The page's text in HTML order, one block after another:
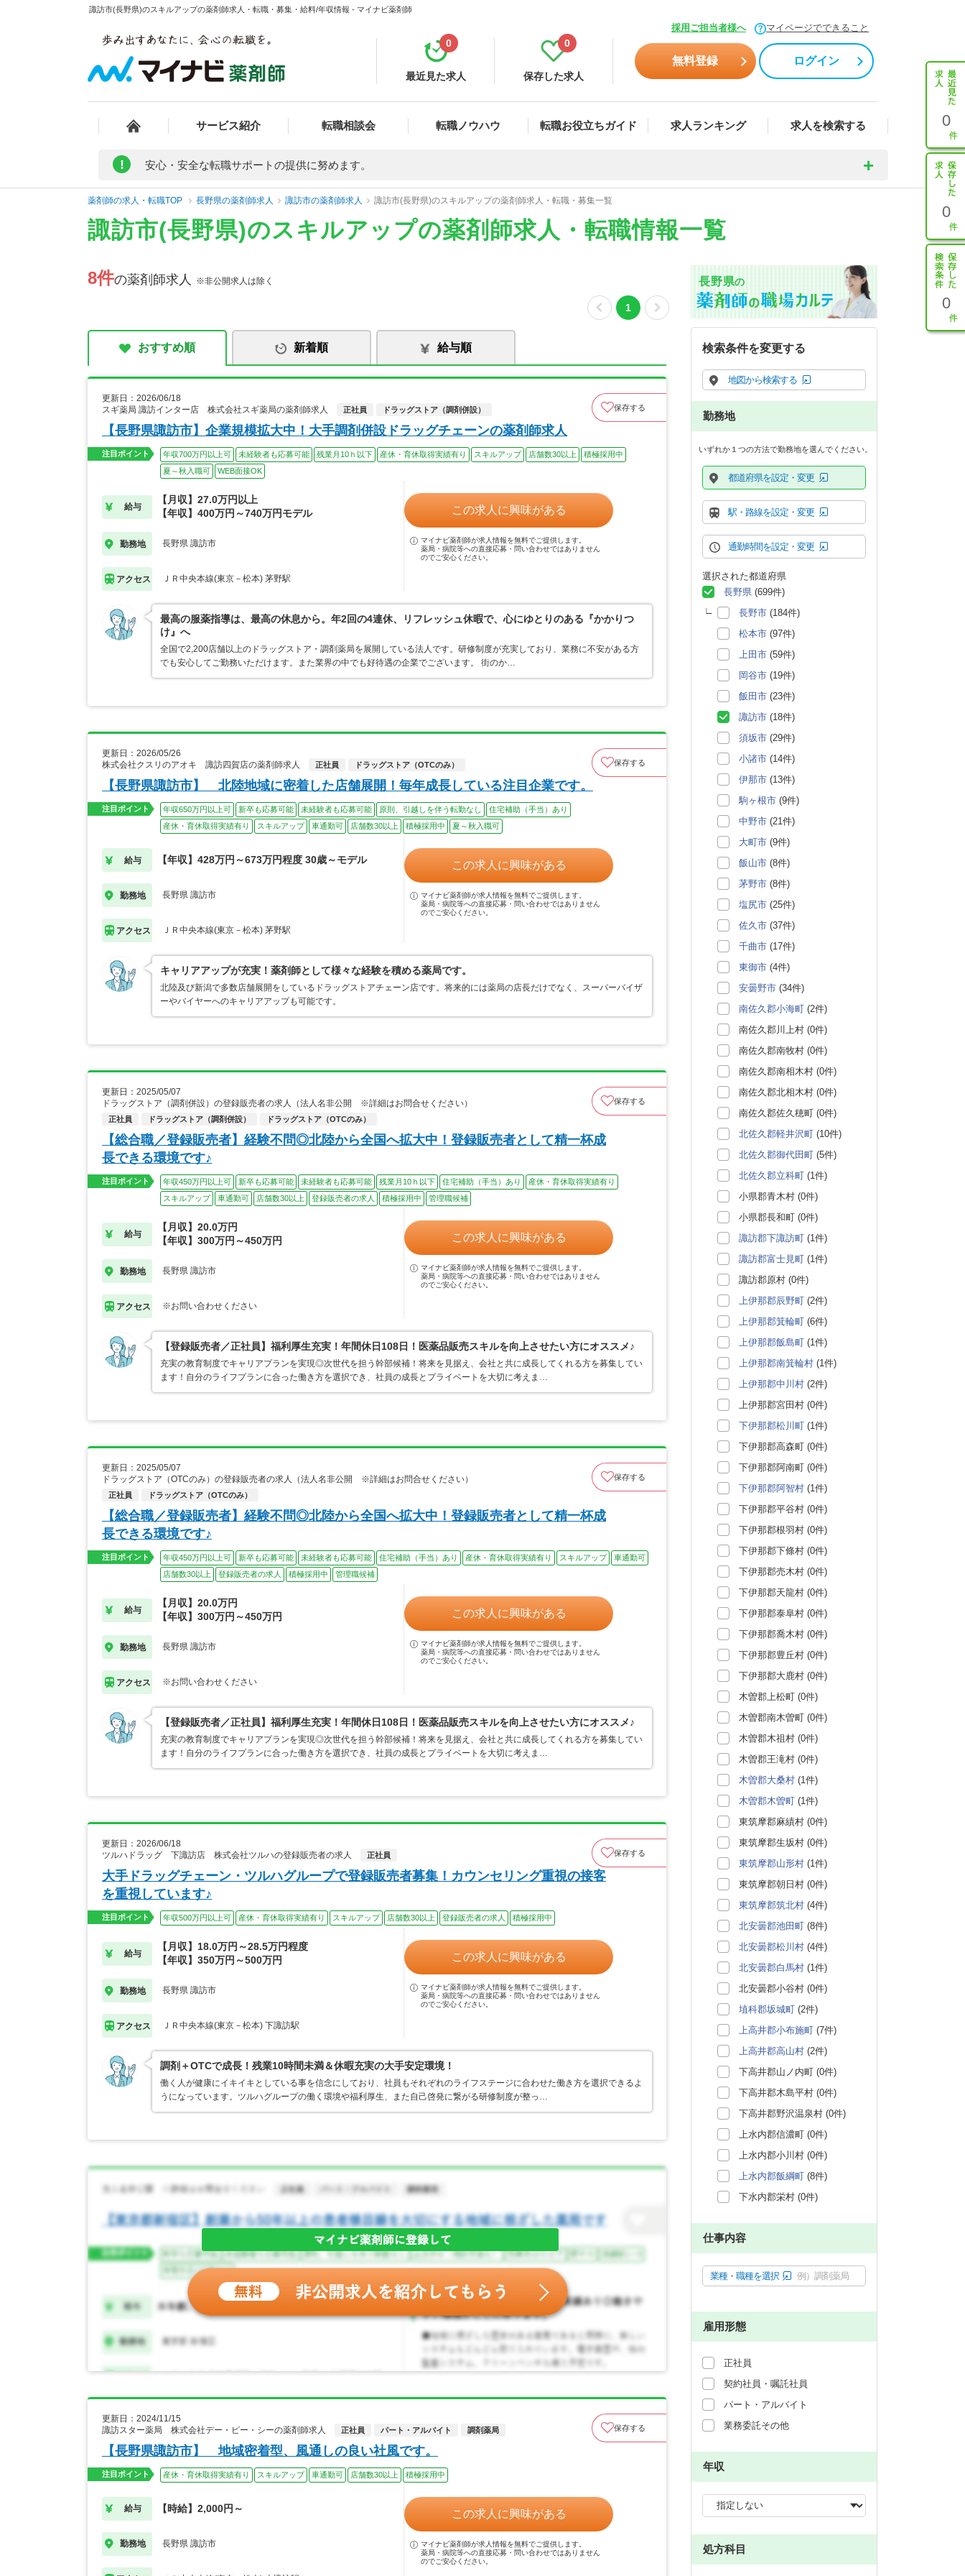
諏訪市(長野県)のスキルアップの薬剤師求人・転職・募集・給料/年収情報 - マイナビ薬剤師
採用ご担当者様へ マイページでできること
最近見た求人
0
保存した求人
0
無料登録 ログイン
サービス紹介 転職相談会 転職ノウハウ 転職お役立ちガイド 求人ランキング 求人を検索する 0
0
0
! 安心・安全な転職サポートの提供に努めます。
薬剤師の求人・転職TOP 長野県の薬剤師求人 諏訪市の薬剤師求人 諏訪市(長野県)のスキルアップの薬剤師求人・転職・募集一覧
諏訪市(長野県)のスキルアップの薬剤師求人・転職情報一覧
8件の薬剤師求人 ※非公開求人は除く
1
おすすめ順 新着順 給与順
更新日：2026/06/18
スギ薬局 諏訪インター店 株式会社スギ薬局の薬剤師求人
正社員 ドラッグストア（調剤併設） 保存する
【長野県諏訪市】企業規模拡大中！大手調剤併設ドラッグチェーンの薬剤師求人
注目ポイント 年収700万円以上可 未経験者も応募可能 残業月10ｈ以下 産休・育休取得実績有り スキルアップ 店舗数30以上
積極採用中
夏～秋入職可
WEB面接OK
給与
【月収】27.0万円以上
【年収】400万円～740万円モデル
勤務地 長野県 諏訪市
アクセス ＪＲ中央本線(東京－松本) 茅野駅
この求人に興味がある
マイナビ薬剤師が求人情報を無料でご提供します。
薬局・病院等への直接応募・問い合わせではありません
のでご安心ください。
最高の服薬指導は、最高の休息から。年2回の4連休、リフレッシュ休暇で、心にゆとりのある『かかりつ
け』へ
全国で2,200店舗以上のドラッグストア・調剤薬局を展開している法人です。研修制度が充実しており、業務に不安がある方
でも安心してご勤務いただけます。また業界の中でも好待遇の企業でございます。 街のか…
更新日：2026/05/26
株式会社クスリのアオキ 諏訪四賀店の薬剤師求人
正社員 ドラッグストア（OTCのみ） 保存する
【長野県諏訪市】 北陸地域に密着した店舗展開！毎年成長している注目企業です。
注目ポイント 年収650万円以上可 新卒も応募可能 未経験者も応募可能 原則、引越しを伴う転勤なし
住宅補助（手当）あり
産休・育休取得実績有り
スキルアップ 車通勤可 店舗数30以上 積極採用中 夏～秋入職可
給与 【年収】428万円～673万円程度 30歳～モデル
勤務地 長野県 諏訪市
アクセス ＪＲ中央本線(東京－松本) 茅野駅
この求人に興味がある
マイナビ薬剤師が求人情報を無料でご提供します。
薬局・病院等への直接応募・問い合わせではありません
のでご安心ください。
キャリアアップが充実！薬剤師として様々な経験を積める薬局です。
北陸及び新潟で多数店舗展開をしているドラッグストアチェーン店です。将来的には薬局の店長だけでなく、スーパーバイザ
ーやバイヤーへのキャリアアップも可能です。
更新日：2025/05/07
ドラッグストア（調剤併設）の登録販売者の求人（法人名非公開 ※詳細はお問合せください）
正社員 ドラッグストア（調剤併設） ドラッグストア（OTCのみ）
保存する
【総合職／登録販売者】経験不問◎北陸から全国へ拡大中！登録販売者として精一杯成
長できる環境です♪
注目ポイント 年収450万円以上可 新卒も応募可能 未経験者も応募可能 残業月10ｈ以下 住宅補助（手当）あり
産休・育休取得実績有り
スキルアップ
車通勤可 店舗数30以上 登録販売者の求人 積極採用中 管理職候補
給与
【月収】20.0万円
【年収】300万円～450万円
勤務地 長野県 諏訪市
アクセス ※お問い合わせください
この求人に興味がある
マイナビ薬剤師が求人情報を無料でご提供します。
薬局・病院等への直接応募・問い合わせではありません
のでご安心ください。
【登録販売者／正社員】福利厚生充実！年間休日108日！医薬品販売スキルを向上させたい方にオススメ♪
充実の教育制度でキャリアプランを実現◎次世代を担う幹部候補！将来を見据え、会社と共に成長してくれる方を募集してい
ます！自分のライフプランに合った働き方を選択でき、社員の成長とプライベートを大切に考えま…
更新日：2025/05/07
ドラッグストア（OTCのみ）の登録販売者の求人（法人名非公開 ※詳細はお問合せください）
正社員 ドラッグストア（OTCのみ）
保存する
【総合職／登録販売者】経験不問◎北陸から全国へ拡大中！登録販売者として精一杯成
長できる環境です♪
注目ポイント 年収450万円以上可 新卒も応募可能 未経験者も応募可能 住宅補助（手当）あり 産休・育休取得実績有り スキルアップ
車通勤可
店舗数30以上
登録販売者の求人 積極採用中 管理職候補
給与
【月収】20.0万円
【年収】300万円～450万円
勤務地 長野県 諏訪市
アクセス ※お問い合わせください
この求人に興味がある
マイナビ薬剤師が求人情報を無料でご提供します。
薬局・病院等への直接応募・問い合わせではありません
のでご安心ください。
【登録販売者／正社員】福利厚生充実！年間休日108日！医薬品販売スキルを向上させたい方にオススメ♪
充実の教育制度でキャリアプランを実現◎次世代を担う幹部候補！将来を見据え、会社と共に成長してくれる方を募集してい
ます！自分のライフプランに合った働き方を選択でき、社員の成長とプライベートを大切に考えま…
更新日：2026/06/18
ツルハドラッグ 下諏訪店 株式会社ツルハの登録販売者の求人
正社員 保存する
大手ドラッグチェーン・ツルハグループで登録販売者募集！カウンセリング重視の接客
を重視しています♪
注目ポイント 年収500万円以上可 産休・育休取得実績有り スキルアップ 店舗数30以上 登録販売者の求人 積極採用中
給与
【月収】18.0万円～28.5万円程度
【年収】350万円～500万円
勤務地 長野県 諏訪市
アクセス ＪＲ中央本線(東京－松本) 下諏訪駅
この求人に興味がある
マイナビ薬剤師が求人情報を無料でご提供します。
薬局・病院等への直接応募・問い合わせではありません
のでご安心ください。
調剤＋OTCで成長！残業10時間未満＆休暇充実の大手安定環境！
働く人が健康にイキイキとしている事を信念にしており、社員もそれぞれのライフステージに合わせた働き方を選択できるよ
うになっています。ツルハグループの働く環境や福利厚生、また自己啓発に繋がる研修制度が整っ…
更新日：2024/11/15
諏訪スター薬局 株式会社デー・ピー・シーの薬剤師求人
正社員 パート・アルバイト 調剤薬局 保存する
【長野県諏訪市】 地域密着型、風通しの良い社風です。
注目ポイント 産休・育休取得実績有り スキルアップ 車通勤可 店舗数30以上 積極採用中
給与 【時給】2,000円～
勤務地 長野県 諏訪市
この求人に興味がある
マイナビ薬剤師が求人情報を無料でご提供します。
薬局・病院等への直接応募・問い合わせではありません
のでご安心ください。
長野県の
検索条件を変更する
地図から検索する
勤務地
いずれか１つの方法で勤務地を選んでください。
都道府県を設定・変更
駅・路線を設定・変更
通勤時間を設定・変更
選択された都道府県
長野県 (699件)
長野市 (184件)
松本市 (97件)
上田市 (59件)
岡谷市 (19件)
飯田市 (23件)
諏訪市 (18件)
須坂市 (29件)
小諸市 (14件)
伊那市 (13件)
駒ヶ根市 (9件)
中野市 (21件)
大町市 (9件)
飯山市 (8件)
茅野市 (8件)
塩尻市 (25件)
佐久市 (37件)
千曲市 (17件)
東御市 (4件)
安曇野市 (34件)
南佐久郡小海町 (2件)
南佐久郡川上村 (0件)
南佐久郡南牧村 (0件)
南佐久郡南相木村 (0件)
南佐久郡北相木村 (0件)
南佐久郡佐久穂町 (0件)
北佐久郡軽井沢町 (10件)
北佐久郡御代田町 (5件)
北佐久郡立科町 (1件)
小県郡青木村 (0件)
小県郡長和町 (0件)
諏訪郡下諏訪町 (1件)
諏訪郡富士見町 (1件)
諏訪郡原村 (0件)
上伊那郡辰野町 (2件)
上伊那郡箕輪町 (6件)
上伊那郡飯島町 (1件)
上伊那郡南箕輪村 (1件)
上伊那郡中川村 (2件)
上伊那郡宮田村 (0件)
下伊那郡松川町 (1件)
下伊那郡高森町 (0件)
下伊那郡阿南町 (0件)
下伊那郡阿智村 (1件)
下伊那郡平谷村 (0件)
下伊那郡根羽村 (0件)
下伊那郡下條村 (0件)
下伊那郡売木村 (0件)
下伊那郡天龍村 (0件)
下伊那郡泰阜村 (0件)
下伊那郡喬木村 (0件)
下伊那郡豊丘村 (0件)
下伊那郡大鹿村 (0件)
木曽郡上松町 (0件)
木曽郡南木曽町 (0件)
木曽郡木祖村 (0件)
木曽郡王滝村 (0件)
木曽郡大桑村 (1件)
木曽郡木曽町 (1件)
東筑摩郡麻績村 (0件)
東筑摩郡生坂村 (0件)
東筑摩郡山形村 (1件)
東筑摩郡朝日村 (0件)
東筑摩郡筑北村 (4件)
北安曇郡池田町 (8件)
北安曇郡松川村 (4件)
北安曇郡白馬村 (1件)
北安曇郡小谷村 (0件)
埴科郡坂城町 (2件)
上高井郡小布施町 (7件)
上高井郡高山村 (2件)
下高井郡山ノ内町 (0件)
下高井郡木島平村 (0件)
下高井郡野沢温泉村 (0件)
上水内郡信濃町 (0件)
上水内郡小川村 (0件)
上水内郡飯綱町 (8件)
下水内郡栄村 (0件)
仕事内容
業種・職種を選択 例）調剤薬局
雇用形態
正社員
契約社員・嘱託社員
パート・アルバイト
業務委託その他
年収
処方科目